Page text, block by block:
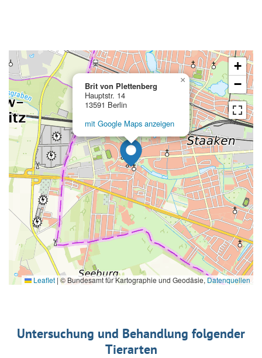
Brit von Plettenberg
Hauptstr. 14
13591 Berlin
mit Google Maps anzeigen
×
+
−
Leaflet |© Bundesamt für Kartographie und Geodäsie, Datenquellen
Untersuchung und Behandlung folgender
Tierarten